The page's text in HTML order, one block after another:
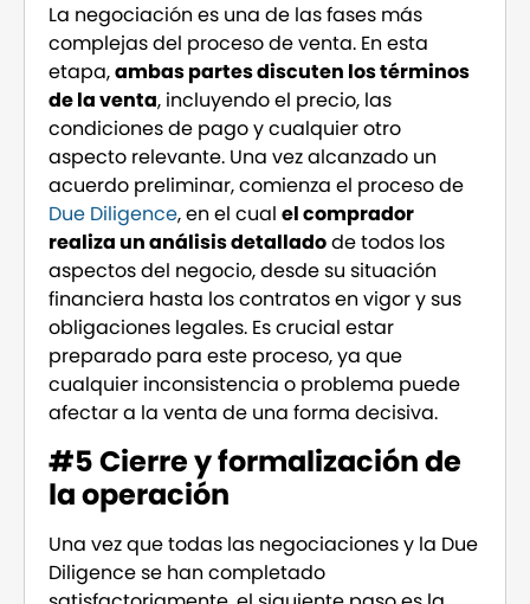
La negociación es una de las fases más
complejas del proceso de venta. En esta
etapa,ambas partes discuten los términos
de la venta, incluyendo el precio, las
condiciones de pago y cualquier otro
aspecto relevante. Una vez alcanzado un
acuerdo preliminar, comienza el proceso de
Due Diligence, en el cual el comprador
realiza un análisis detalladode todos los
aspectos del negocio, desde su situación
financiera hasta los contratos en vigor y sus
obligaciones legales. Es crucial estar
preparado para este proceso, ya que
cualquier inconsistencia o problema puede
afectar a la venta de una forma decisiva.
#5 Cierre y formalización de
la operación
Una vez que todas las negociaciones y la Due
Diligence se han completado